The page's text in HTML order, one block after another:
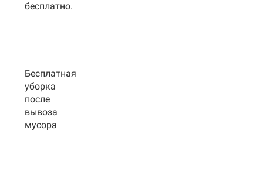
бесплатно.
Бесплатная
уборка
после
вывоза
мусора